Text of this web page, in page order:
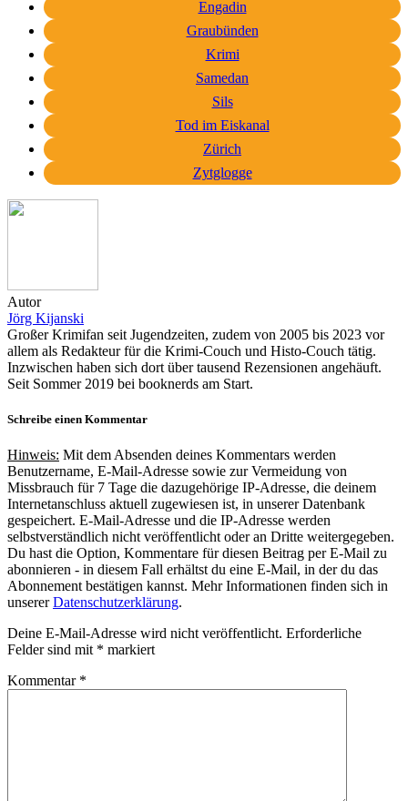
Engadin
Graubünden
Krimi
Samedan
Sils
Tod im Eiskanal
Zürich
Zytglogge
Autor
Jörg Kijanski
Großer Krimifan seit Jugendzeiten, zudem von 2005 bis 2023 vor
allem als Redakteur für die Krimi-Couch und Histo-Couch tätig.
Inzwischen haben sich dort über tausend Rezensionen angehäuft.
Seit Sommer 2019 bei booknerds am Start.
Schreibe einen Kommentar
Hinweis: Mit dem Absenden deines Kommentars werden
Benutzername, E-Mail-Adresse sowie zur Vermeidung von
Missbrauch für 7 Tage die dazugehörige IP-Adresse, die deinem
Internetanschluss aktuell zugewiesen ist, in unserer Datenbank
gespeichert. E-Mail-Adresse und die IP-Adresse werden
selbstverständlich nicht veröffentlicht oder an Dritte weitergegeben.
Du hast die Option, Kommentare für diesen Beitrag per E-Mail zu
abonnieren - in diesem Fall erhältst du eine E-Mail, in der du das
Abonnement bestätigen kannst. Mehr Informationen finden sich in
unsererDatenschutzerklärung.
Deine E-Mail-Adresse wird nicht veröffentlicht. Erforderliche
Felder sind mit * markiert
Kommentar *